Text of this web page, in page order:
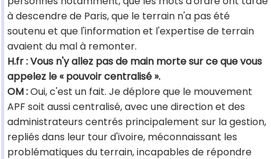
à descendre de Paris, que le terrain n'a pas été
soutenu et que l'information et l'expertise de terrain
avaient du mal à remonter.
H.fr : Vous n'y allez pas de main morte sur ce que vous
appelez le « pouvoir centralisé ».
OM :Oui, c'est un fait. Je déplore que le mouvement
APF soit aussi centralisé, avec une direction et des
administrateurs centrés principalement sur la gestion,
repliés dans leur tour d'ivoire, méconnaissant les
problématiques du terrain, incapables de répondre